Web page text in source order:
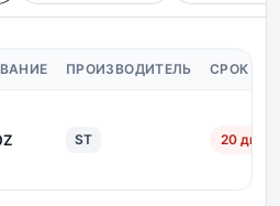
ПРОИЗВОДИТЕЛЬ СРОК
ST 20 дн.